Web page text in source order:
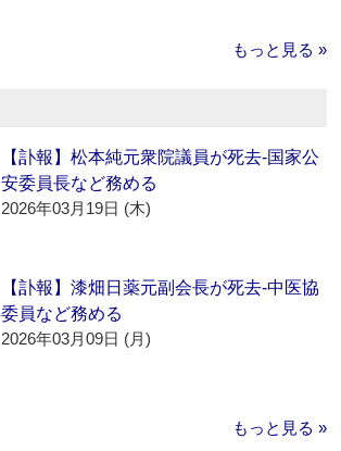
もっと見る »
【訃報】松本純元衆院議員が死去‐国家公
安委員長など務める
2026年03月19日 (木)
【訃報】漆畑日薬元副会長が死去‐中医協
委員など務める
2026年03月09日 (月)
もっと見る »